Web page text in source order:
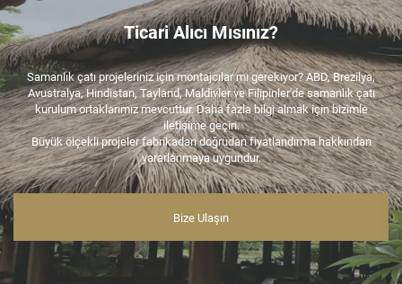
Ticari Alıcı Mısınız?
Samanlık çatı projeleriniz için montajcılar mı gerekiyor? ABD, Brezilya,
Avustralya, Hindistan, Tayland, Maldivler ve Filipinler'de samanlık çatı
kurulum ortaklarımız mevcuttur. Daha fazla bilgi almak için bizimle
iletişime geçin.
Büyük ölçekli projeler fabrikadan doğrudan fiyatlandırma hakkından
yararlanmaya uygundur.
Bize Ulaşın